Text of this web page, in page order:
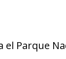
Parque